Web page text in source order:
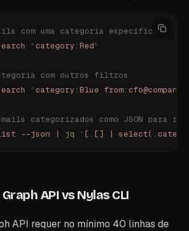
com uma categoria específica
"category:Red"
com outros filtros
"category:Blue
categorizados como JSON para
--json | jq ' [.[] |
API vs Nylas CLI
API requer no mínimo 40 linhas de